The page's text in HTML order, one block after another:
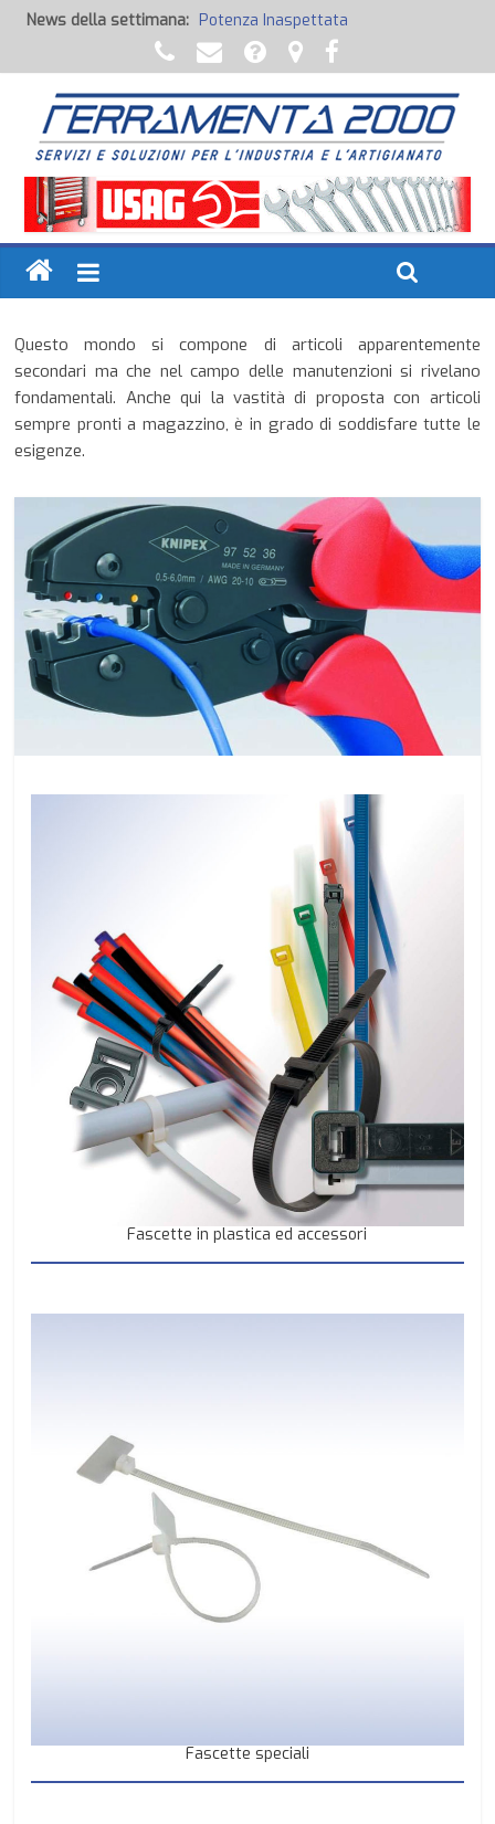
News della settimana: Potenza Inaspettata
Raccorderia pneumatica
Attrezzature professionali a batteria
Ancoraggi chimici
Fondi, Smalti, Stucchi e Idropitture
Questo mondo si compone di articoli apparentemente
secondari ma che nel campo delle manutenzioni si rivelano
fondamentali. Anche qui la vastità di proposta con articoli
sempre pronti a magazzino, è in grado di soddisfare tutte le
esigenze.
Fascette in plastica ed accessori
Fascette speciali